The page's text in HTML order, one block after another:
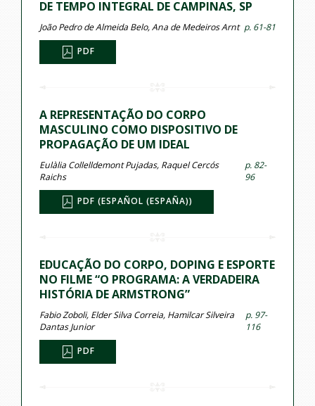
DE TEMPO INTEGRAL DE CAMPINAS, SP
João Pedro de Almeida Belo, Ana de Medeiros Arnt p. 61-81
PDF
A REPRESENTAÇÃO DO CORPO
MASCULINO COMO DISPOSITIVO DE
PROPAGAÇÃO DE UM IDEAL
Eulàlia Collelldemont Pujadas, Raquel Cercós
Raichs
p. 82-
96
PDF (ESPAÑOL (ESPAÑA))
EDUCAÇÃO DO CORPO, DOPING E ESPORTE
NO FILME “O PROGRAMA: A VERDADEIRA
HISTÓRIA DE ARMSTRONG”
Fabio Zoboli, Elder Silva Correia, Hamilcar Silveira
Dantas Junior
p. 97-
116
PDF